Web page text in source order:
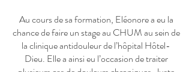
Au cours de sa formation, Eléonore a eu la
chance de faire un stage au CHUM au sein de
la clinique antidouleur de l’hôpital Hôtel-
Dieu. Elle a ainsi eu l’occasion de traiter